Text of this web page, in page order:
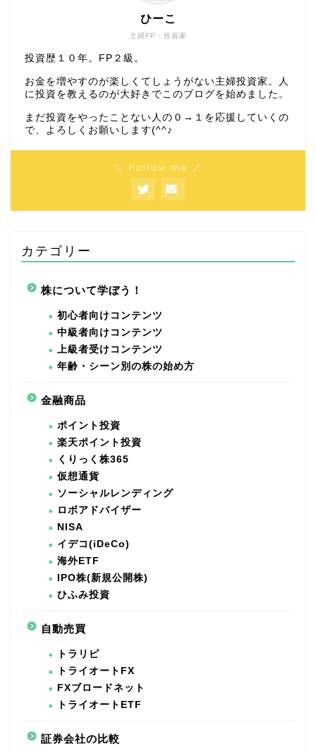
主婦FP・投資家
ひーこ
投資歴１０年。FP２級。
お金を増やすのが楽しくてしょうがない主婦投資家。人
に投資を教えるのが大好きでこのブログを始めました。
まだ投資をやったことない人の０→１を応援していくの
で、よろしくお願いします(^^♪
＼ Follow me ／
カテゴリー
株について学ぼう！
初心者向けコンテンツ
中級者向けコンテンツ
上級者受けコンテンツ
年齢・シーン別の株の始め方
金融商品
ポイント投資
楽天ポイント投資
くりっく株365
仮想通貨
ソーシャルレンディング
ロボアドバイザー
NISA
イデコ(iDeCo)
海外ETF
IPO株(新規公開株)
ひふみ投資
自動売買
トラリピ
トライオートFX
FXブロードネット
トライオートETF
証券会社の比較